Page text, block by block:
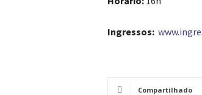
Ingressos:
Compartilhado